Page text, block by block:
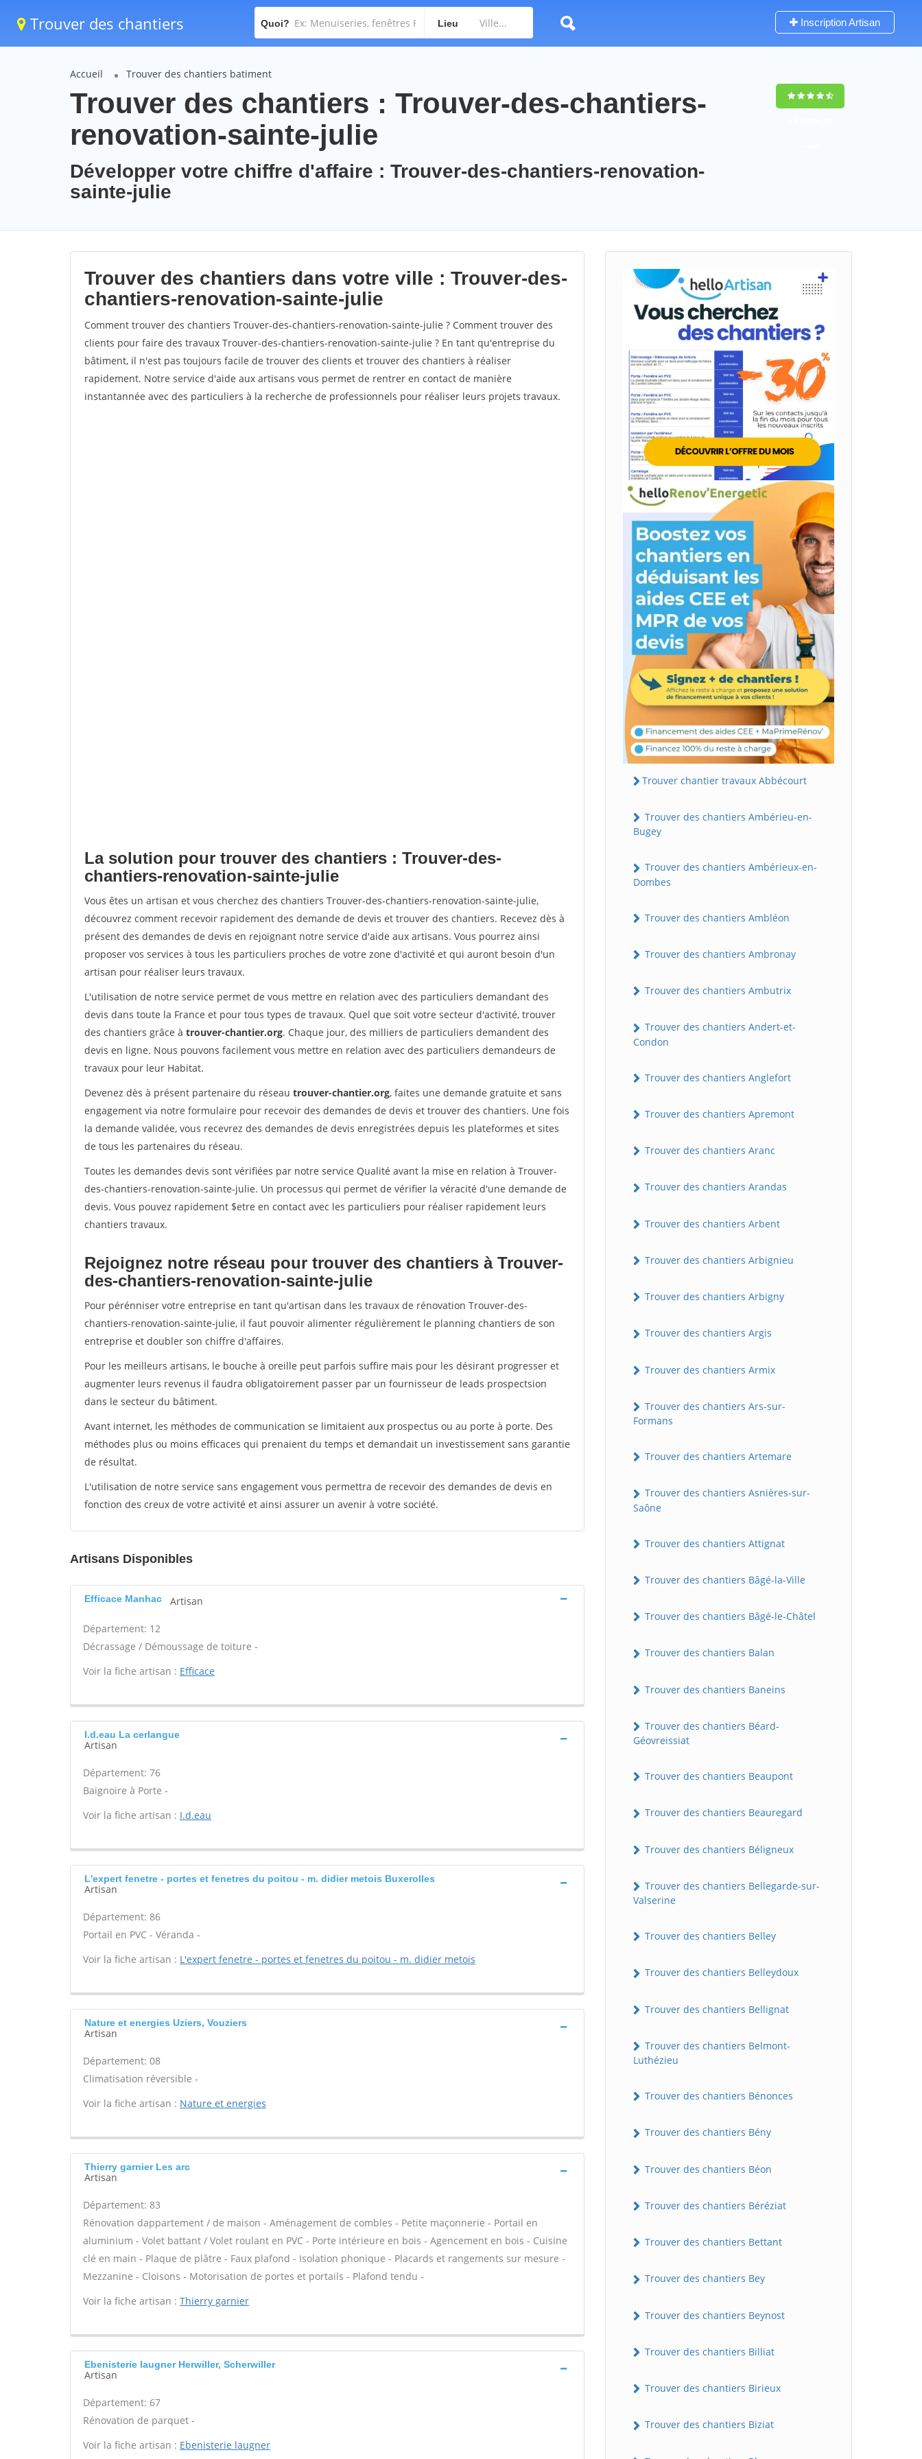
Trouver des chantiers Quoi? Lieu Inscription Artisan
Accueil Trouver des chantiers batiment
Trouver des chantiers : Trouver-des-chantiers-
renovation-sainte-julie
Développer votre chiffre d'affaire : Trouver-des-chantiers-renovation-
sainte-julie
Trouver des chantiers dans votre ville : Trouver-des-
chantiers-renovation-sainte-julie
Comment trouver des chantiers Trouver-des-chantiers-renovation-sainte-julie ? Comment trouver des
clients pour faire des travaux Trouver-des-chantiers-renovation-sainte-julie ? En tant qu'entreprise du
bâtiment, il n'est pas toujours facile de trouver des clients et trouver des chantiers à réaliser
rapidement. Notre service d'aide aux artisans vous permet de rentrer en contact de manière
instantannée avec des particuliers à la recherche de professionnels pour réaliser leurs projets travaux.
La solution pour trouver des chantiers : Trouver-des-
chantiers-renovation-sainte-julie
Vous êtes un artisan et vous cherchez des chantiers Trouver-des-chantiers-renovation-sainte-julie,
découvrez comment recevoir rapidement des demande de devis et trouver des chantiers. Recevez dès à
présent des demandes de devis en rejoignant notre service d'aide aux artisans. Vous pourrez ainsi
proposer vos services à tous les particuliers proches de votre zone d'activité et qui auront besoin d'un
artisan pour réaliser leurs travaux.
L'utilisation de notre service permet de vous mettre en relation avec des particuliers demandant des
devis dans toute la France et pour tous types de travaux. Quel que soit votre secteur d'activité, trouver
des chantiers grâce à trouver-chantier.org. Chaque jour, des milliers de particuliers demandent des
devis en ligne. Nous pouvons facilement vous mettre en relation avec des particuliers demandeurs de
travaux pour leur Habitat.
Devenez dès à présent partenaire du réseau trouver-chantier.org, faites une demande gratuite et sans
engagement via notre formulaire pour recevoir des demandes de devis et trouver des chantiers. Une fois
la demande validée, vous recevrez des demandes de devis enregistrées depuis les plateformes et sites
de tous les partenaires du réseau.
Toutes les demandes devis sont vérifiées par notre service Qualité avant la mise en relation à Trouver-
des-chantiers-renovation-sainte-julie. Un processus qui permet de vérifier la véracité d'une demande de
devis. Vous pouvez rapidement $etre en contact avec les particuliers pour réaliser rapidement leurs
chantiers travaux.
Rejoignez notre réseau pour trouver des chantiers à Trouver-
des-chantiers-renovation-sainte-julie
Pour pérénniser votre entreprise en tant qu'artisan dans les travaux de rénovation Trouver-des-
chantiers-renovation-sainte-julie, il faut pouvoir alimenter régulièrement le planning chantiers de son
entreprise et doubler son chiffre d'affaires.
Pour les meilleurs artisans, le bouche à oreille peut parfois suffire mais pour les désirant progresser et
augmenter leurs revenus il faudra obligatoirement passer par un fournisseur de leads prospectsion
dans le secteur du bâtiment.
Avant internet, les méthodes de communication se limitaient aux prospectus ou au porte à porte. Des
méthodes plus ou moins efficaces qui prenaient du temps et demandait un investissement sans garantie
de résultat.
L'utilisation de notre service sans engagement vous permettra de recevoir des demandes de devis en
fonction des creux de votre activité et ainsi assurer un avenir à votre société.
Artisans Disponibles
Efficace Manhac Artisan
Département: 12
Décrassage / Démoussage de toiture -
Voir la fiche artisan : Efficace
I.d.eau La cerlangue
Artisan
Département: 76
Baignoire à Porte -
Voir la fiche artisan : I.d.eau
L'expert fenetre - portes et fenetres du poitou - m. didier metois Buxerolles
Artisan
Département: 86
Portail en PVC - Véranda -
Voir la fiche artisan : L'expert fenetre - portes et fenetres du poitou - m. didier metois
Nature et energies Uziers, Vouziers
Artisan
Département: 08
Climatisation réversible -
Voir la fiche artisan : Nature et energies
Thierry garnier Les arc
Artisan
Département: 83
Rénovation dappartement / de maison - Aménagement de combles - Petite maçonnerie - Portail en
aluminium - Volet battant / Volet roulant en PVC - Porte intérieure en bois - Agencement en bois - Cuisine
clé en main - Plaque de plâtre - Faux plafond - Isolation phonique - Placards et rangements sur mesure -
Mezzanine - Cloisons - Motorisation de portes et portails - Plafond tendu -
Voir la fiche artisan : Thierry garnier
Ebenisterie laugner Herwiller, Scherwiller
Artisan
Département: 67
Rénovation de parquet -
Voir la fiche artisan : Ebenisterie laugner
Trouver chantier travaux Abbécourt
Trouver des chantiers Ambérieu-en-
Bugey
Trouver des chantiers Ambérieux-en-
Dombes
Trouver des chantiers Ambléon
Trouver des chantiers Ambronay
Trouver des chantiers Ambutrix
Trouver des chantiers Andert-et-
Condon
Trouver des chantiers Anglefort
Trouver des chantiers Apremont
Trouver des chantiers Aranc
Trouver des chantiers Arandas
Trouver des chantiers Arbent
Trouver des chantiers Arbignieu
Trouver des chantiers Arbigny
Trouver des chantiers Argis
Trouver des chantiers Armix
Trouver des chantiers Ars-sur-
Formans
Trouver des chantiers Artemare
Trouver des chantiers Asnières-sur-
Saône
Trouver des chantiers Attignat
Trouver des chantiers Bâgé-la-Ville
Trouver des chantiers Bâgé-le-Châtel
Trouver des chantiers Balan
Trouver des chantiers Baneins
Trouver des chantiers Béard-
Géovreissiat
Trouver des chantiers Beaupont
Trouver des chantiers Beauregard
Trouver des chantiers Béligneux
Trouver des chantiers Bellegarde-sur-
Valserine
Trouver des chantiers Belley
Trouver des chantiers Belleydoux
Trouver des chantiers Bellignat
Trouver des chantiers Belmont-
Luthézieu
Trouver des chantiers Bénonces
Trouver des chantiers Bény
Trouver des chantiers Béon
Trouver des chantiers Béréziat
Trouver des chantiers Bettant
Trouver des chantiers Bey
Trouver des chantiers Beynost
Trouver des chantiers Billiat
Trouver des chantiers Birieux
Trouver des chantiers Biziat